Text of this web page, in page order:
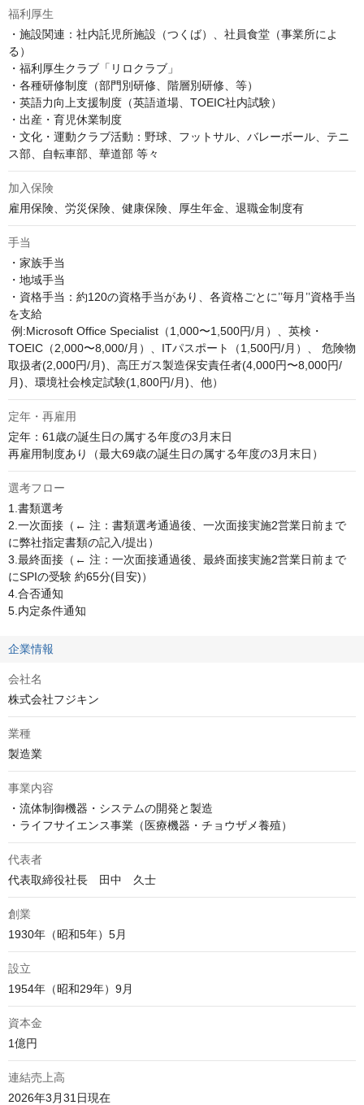
福利厚生
・施設関連：社内託児所施設（つくば）、社員食堂（事業所によ
る）
・福利厚生クラブ「リロクラブ」
・各種研修制度（部門別研修、階層別研修、等）
・英語力向上支援制度（英語道場、TOEIC社内試験）
・出産・育児休業制度
・文化・運動クラブ活動：野球、フットサル、バレーボール、テニ
ス部、自転車部、華道部 等々
加入保険
雇用保険、労災保険、健康保険、厚生年金、退職金制度有
手当
・家族手当
・地域手当
・資格手当：約120の資格手当があり、各資格ごとに’’毎月’’資格手当
を支給
TOEIC（2,000〜8,000/月）、ITパスポート（1,500円/月）、 危険物
取扱者(2,000円/月)、高圧ガス製造保安責任者(4,000円〜8,000円/
月)、環境社会検定試験(1,800円/月)、他）
定年・再雇用
定年：61歳の誕生日の属する年度の3月末日
再雇用制度あり（最大69歳の誕生日の属する年度の3月末日）
選考フロー
1.書類選考
2.一次面接（← 注：書類選考通過後、一次面接実施2営業日前まで
に弊社指定書類の記入/提出）
3.最終面接（← 注：一次面接通過後、最終面接実施2営業日前まで
にSPIの受験 約65分(目安)）
4.合否通知
5.内定条件通知
企業情報
会社名
株式会社フジキン
業種
製造業
事業内容
・流体制御機器・システムの開発と製造
・ライフサイエンス事業（医療機器・チョウザメ養殖）
代表者
代表取締役社長　田中　久士
創業
1930年（昭和5年）5月
設立
1954年（昭和29年）9月
資本金
1億円
連結売上高
2026年3月31日現在